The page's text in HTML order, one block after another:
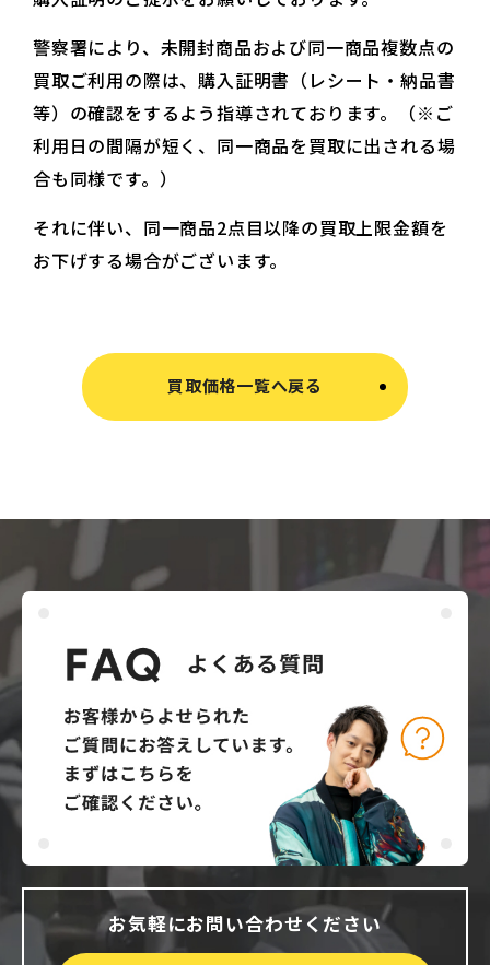
警察署により、未開封商品および同一商品複数点の
買取ご利用の際は、購入証明書（レシート・納品書
等）の確認をするよう指導されております。（※ご
利用日の間隔が短く、同一商品を買取に出される場
合も同様です。）
それに伴い、同一商品2点目以降の買取上限金額を
お下げする場合がございます。
買取価格一覧へ戻る
お気軽にお問い合わせください